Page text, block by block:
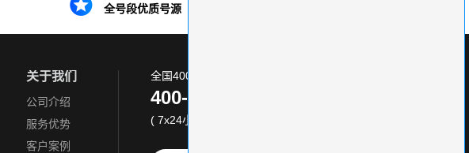
全号段优质号源
关于我们
公司介绍
服务优势
客户案例
全国400电话服务热线:
400-870-8800
( 7x24小时 )